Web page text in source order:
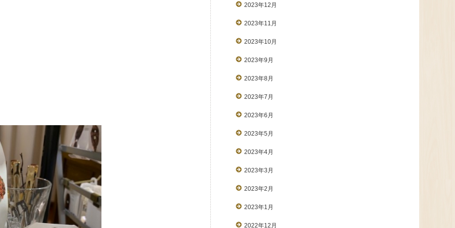
2023年12月
2023年11月
2023年10月
2023年9月
2023年8月
2023年7月
2023年6月
2023年5月
2023年4月
2023年3月
2023年2月
2023年1月
2022年12月